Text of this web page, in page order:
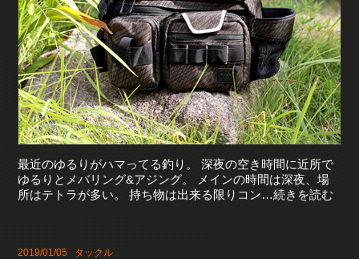
最近のゆるりがハマってる釣り。 深夜の空き時間に近所で
ゆるりとメバリング&アジング。 メインの時間は深夜、場
所はテトラが多い。 持ち物は出来る限りコン…続きを読む
2019/01/05 タックル